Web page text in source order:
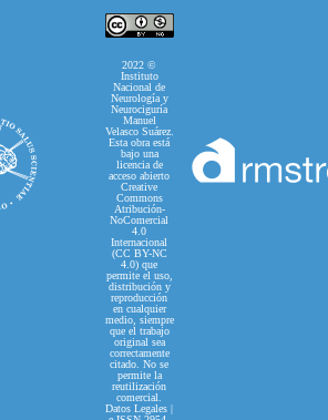
2022 ©
Instituto
Nacional de
Neurología y
Neurociguría
Manuel
Velasco Suárez.
Esta obra está
bajo una
licencia de
acceso abierto
Creative
Commons
Atribución-
NoComercial
4.0
Internacional
(CC BY-NC
4.0) que
permite el uso,
distribución y
reproducción
en cualquier
medio, siempre
que el trabajo
original sea
correctamente
citado. No se
permite la
reutilización
comercial.
Datos Legales |